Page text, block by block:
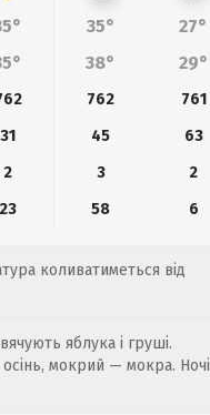
35°
27°
38° 29°
762
761
31 45
63
2 3
2
23 58 6
коливатиметься від
яблука і груші.
мокрий — мокра. Ночі